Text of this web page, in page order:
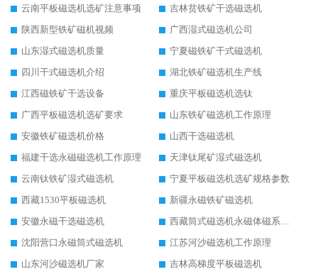
云南平板磁选机选矿注意事项
吉林贫铁矿干选磁选机
陕西新型铁矿磁机视频
广西湿式磁选机公司
山东湿式磁选机质量
宁夏磁铁矿干式磁选机
四川干式磁选机介绍
湖北铁矿磁选机生产线
江西磁铁矿干选设备
重庆平板磁选机选钛
广西平板磁选机选矿要求
山东铁矿磁选机工作原理
安徽铁矿磁选机价格
山西干选磁选机
福建干选永磁磁选机工作原理
天津钛尾矿湿式磁选机
云南钛铁矿湿式磁选机
宁夏平板磁选机选矿规格参数
西藏1530平板磁选机
新疆永磁铁矿磁选机
安徽永磁干选磁选机
西藏筒式磁选机永磁体磁系设计
沈阳营口永磁筒式磁选机
江苏河沙磁选机工作原理
山东河沙磁选机厂家
吉林高梯度平板磁选机